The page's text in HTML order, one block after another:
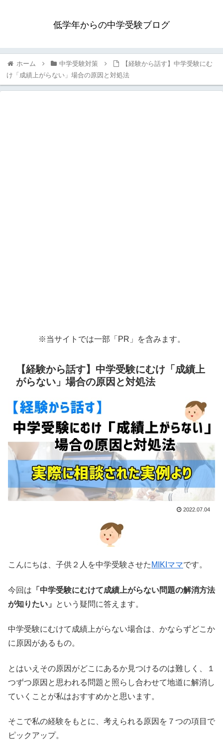
低学年からの中学受験ブログ
ホーム 中学受験対策
【経験から話す】中学受験にむ
け「成績上がらない」場合の原因と対処法
※当サイトでは一部「PR」を含みます。
【経験から話す】中学受験にむけ「成績上
がらない」場合の原因と対処法
2022.07.04
こんにちは、子供２人を中学受験させた MIKIママです。
今回は 「中学受験にむけて成績上がらない問題の解消方法
が知りたい」
という疑問に答えます。
中学受験にむけて成績上がらない場合は、かならずどこか
に原因があるもの。
とはいえその原因がどこにあるか見つけるのは難しく、１
つずつ原因と思われる問題と照らし合わせて地道に解消し
ていくことが私はおすすめかと思います。
そこで私の経験をもとに、考えられる原因を７つの項目で
ピックアップ。